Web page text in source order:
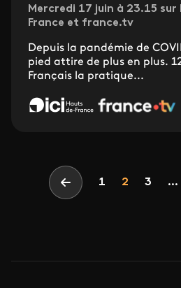
Mercredi 17 juin à 23.15 sur
France et france.tv
Depuis la pandémie de
pied attire de plus en plus.
Français la pratique...
Pagination
Page précédente
Page
1 Page
2 Page
3 ...